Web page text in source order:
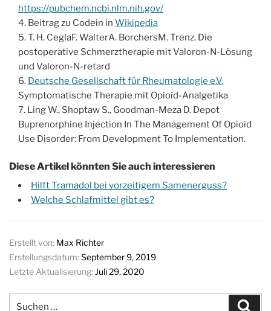
https://pubchem.ncbi.nlm.nih.gov/
Beitrag zu Codein in Wikipedia
T. H. CeglaF. WalterA. BorchersM. Trenz. Die
postoperative Schmerztherapie mit Valoron-N-Lösung
und Valoron-N-retard
Deutsche Gesellschaft für Rheumatologie e.V.
Symptomatische Therapie mit Opioid-Analgetika
Ling W., Shoptaw S., Goodman-Meza D. Depot
Buprenorphine Injection In The Management Of Opioid
Use Disorder: From Development To Implementation.
Diese Artikel könnten Sie auch interessieren
Hilft Tramadol bei vorzeitigem Samenerguss?
Welche Schlafmittel gibt es?
Erstellt von: Max Richter
Erstellungsdatum: September 9, 2019
Letzte Aktualisierung: Juli 29, 2020